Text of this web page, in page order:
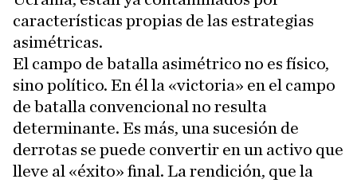
características propias de las estrategias
asimétricas.
El campo de batalla asimétrico no es físico,
sino político. En él la «victoria» en el campo
de batalla convencional no resulta
determinante. Es más, una sucesión de
derrotas se puede convertir en un activo que
lleve al «éxito» final. La rendición, que la